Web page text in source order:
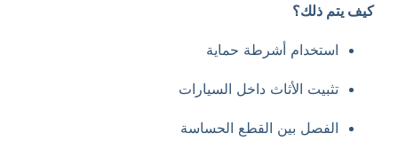
كيف يتم ذلك؟
استخدام أشرطة حماية
تثبيت الأثاث داخل السيارات
الفصل بين القطع الحساسة